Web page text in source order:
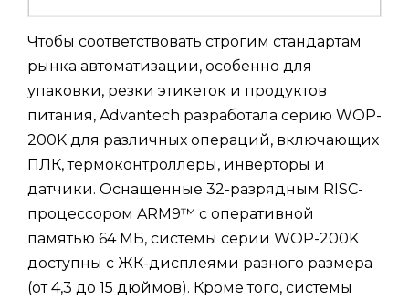
Чтобы соответствовать строгим стандартам
рынка автоматизации, особенно для
упаковки, резки этикеток и продуктов
питания, Advantech разработала серию WOP-
200K для различных операций, включающих
ПЛК, термоконтроллеры, инверторы и
датчики. Оснащенные 32-разрядным RISC-
процессором ARM9™ с оперативной
памятью 64 МБ, системы серии WOP-200K
доступны с ЖК-дисплеями разного размера
(от 4,3 до 15 дюймов). Кроме того, системы